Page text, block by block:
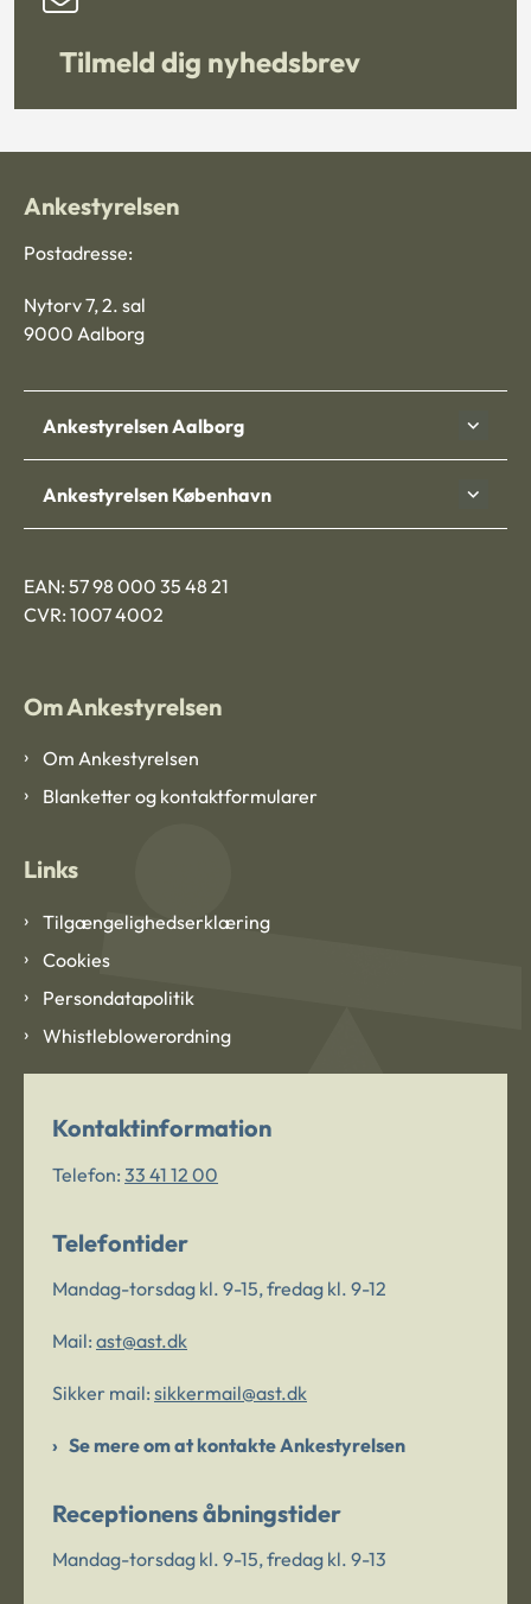
Tilmeld dig nyhedsbrev
Ankestyrelsen
Postadresse:
Nytorv 7, 2. sal
9000 Aalborg
Ankestyrelsen Aalborg
Ankestyrelsen København
EAN: 57 98 000 35 48 21
CVR: 1007 4002
Om Ankestyrelsen
Om Ankestyrelsen
Blanketter og kontaktformularer
Links
Tilgængelighedserklæring
Cookies
Persondatapolitik
Whistleblowerordning
Kontaktinformation
Telefon: 33 41 12 00
Telefontider
Mandag-torsdag kl. 9-15, fredag kl. 9-12
Mail: ast@ast.dk
Sikker mail: sikkermail@ast.dk
Se mere om at kontakte Ankestyrelsen
Receptionens åbningstider
Mandag-torsdag kl. 9-15, fredag kl. 9-13